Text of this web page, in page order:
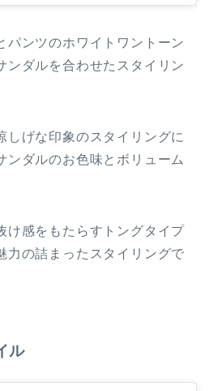
パンツのホワイトワントーン
ンダルを合わせたスタイリン
しげな印象のスタイリングに
ンダルのお色味とボリューム
け感をもたらすトングタイプ
力の詰まったスタイリングで
ル